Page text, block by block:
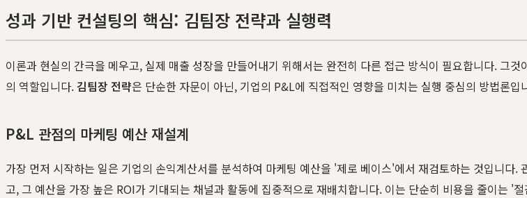
성과 기반 컨설팅의 핵심: 김팀장 전략과 실행력
이론과 현실의 간극을 메우고, 실제 매출 성장을 만들어내기 위해서는 완전히 다른 접근 방식이 필요합니다. 그
의 역할입니다. 김팀장 전략은 단순한 자문이 아닌, 기업의 P&L에 직접적인 영향을 미치는 실행 중심의 방법론입
P&L 관점의 마케팅 예산 재설계
가장 먼저 시작하는 일은 기업의 손익계산서를 분석하여 마케팅 예산을 '제로 베이스'에서 재검토하는 것입니다
고, 그 예산을 가장 높은 ROI가 기대되는 채널과 활동에 집중적으로 재배치합니다. 이는 단순히 비용을 줄이는